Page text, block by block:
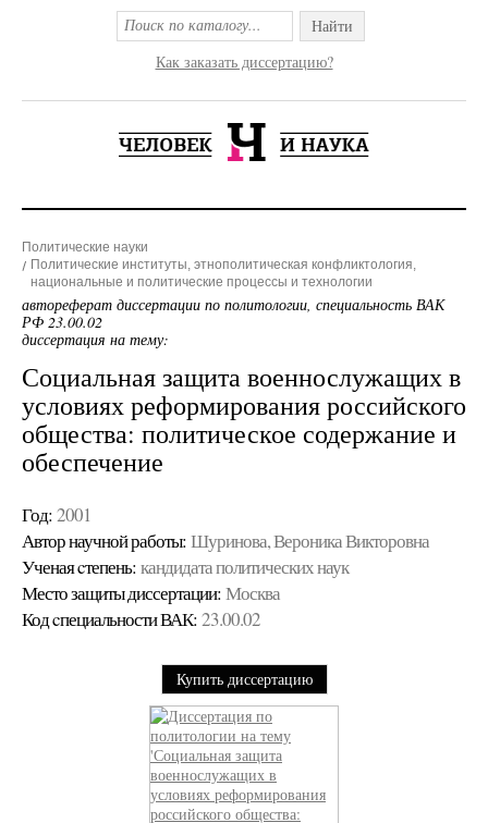
Найти
Как заказать диссертацию?
Политические науки
Политические институты, этнополитическая конфликтология,
национальные и политические процессы и технологии
автореферат диссертации по политологии, специальность ВАК
РФ 23.00.02
диссертация на тему:
Социальная защита военнослужащих в
условиях реформирования российского
общества: политическое содержание и
обеспечение
Год: 2001
Автор научной работы: Шуринова, Вероника Викторовна
Ученая cтепень: кандидата политических наук
Место защиты диссертации: Москва
Код cпециальности ВАК: 23.00.02
Купить диссертацию